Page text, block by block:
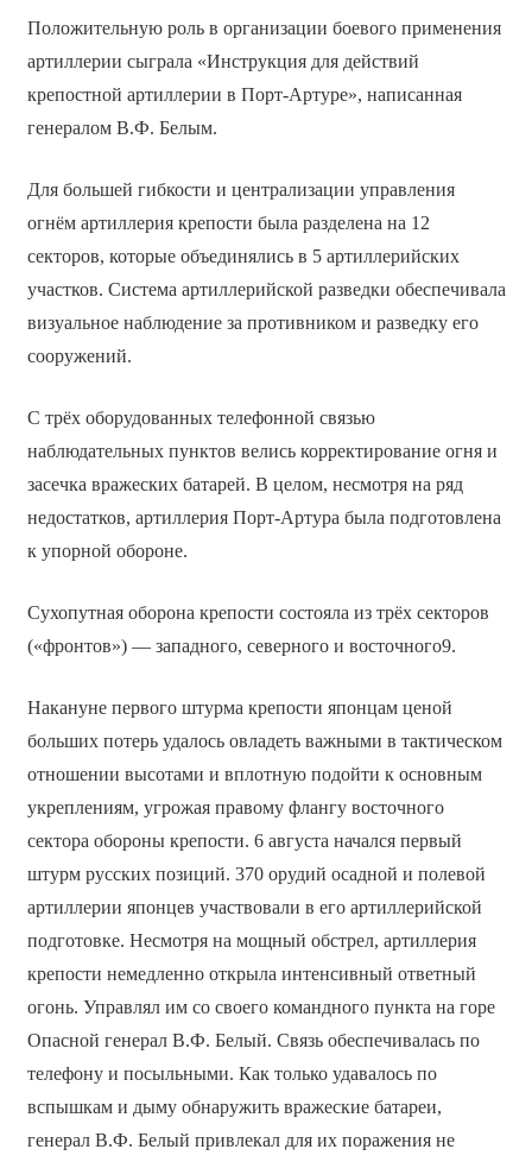
Положительную роль в организации боевого применения
артиллерии сыграла «Инструкция для действий
крепостной артиллерии в Порт-Артуре», написанная
генералом В.Ф. Белым.
Для большей гибкости и централизации управления
огнём артиллерия крепости была разделена на 12
секторов, которые объединялись в 5 артиллерийских
участков. Система артиллерийской разведки обеспечивала
визуальное наблюдение за противником и разведку его
сооружений.
С трёх оборудованных телефонной связью
наблюдательных пунктов велись корректирование огня и
засечка вражеских батарей. В целом, несмотря на ряд
недостатков, артиллерия Порт-Артура была подготовлена
к упорной обороне.
Сухопутная оборона крепости состояла из трёх секторов
(«фронтов») — западного, северного и восточного9.
Накануне первого штурма крепости японцам ценой
больших потерь удалось овладеть важными в тактическом
отношении высотами и вплотную подойти к основным
укреплениям, угрожая правому флангу восточного
сектора обороны крепости. 6 августа начался первый
штурм русских позиций. 370 орудий осадной и полевой
артиллерии японцев участвовали в его артиллерийской
подготовке. Несмотря на мощный обстрел, артиллерия
крепости немедленно открыла интенсивный ответный
огонь. Управлял им со своего командного пункта на горе
Опасной генерал В.Ф. Белый. Связь обеспечивалась по
телефону и посыльными. Как только удавалось по
вспышкам и дыму обнаружить вражеские батареи,
генерал В.Ф. Белый привлекал для их поражения не